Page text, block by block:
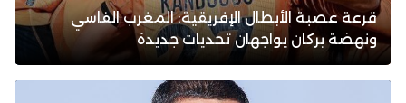
قرعة عصبة الأبطال الإفريقية: المغرب الفاسي
ونهضة بركان يواجهان تحديات جديدة